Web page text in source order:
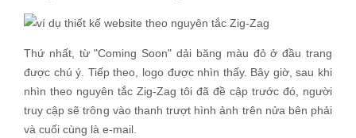
Thứ nhất, từ "Coming Soon" dải băng màu đỏ ở đầu trang
được chú ý. Tiếp theo, logo được nhìn thấy. Bây giờ, sau khi
nhìn theo nguyên tắc Zig-Zag tôi đã đề cập trước đó, người
truy cập sẽ trông vào thanh trượt hình ảnh trên nửa bên phải
và cuối cùng là e-mail.